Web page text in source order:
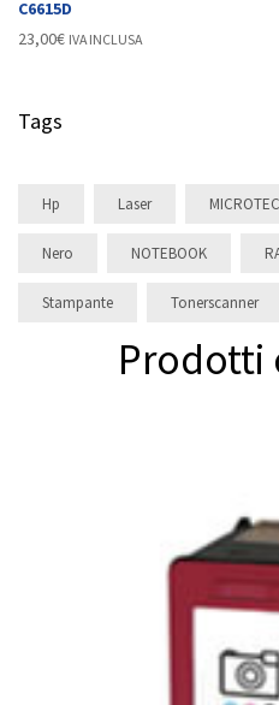
C6615D
23,00€ IVA INCLUSA
Tags
Hp Laser MICROTEC
Nero NOTEBOOK
Stampante Tonerscanner
Prodotti